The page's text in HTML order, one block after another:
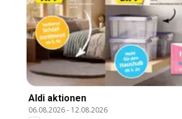
Aldi aktionen
06.08.2026- 12.08.2026